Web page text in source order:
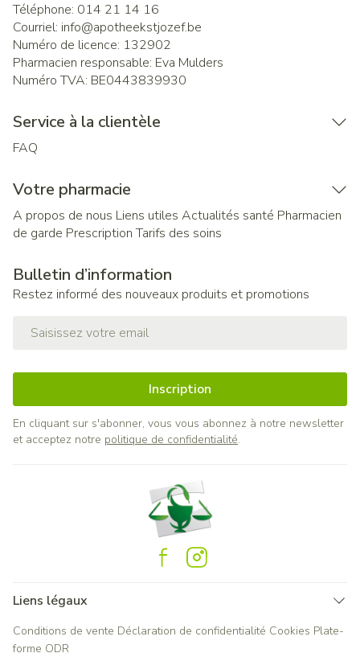
Téléphone: 014 21 14 16
Courriel: info@apotheekstjozef.be
Numéro de licence: 132902
Pharmacien responsable: Eva Mulders
Numéro TVA: BE0443839930
Service à la clientèle
FAQ
Votre pharmacie
A propos de nous Liens utiles Actualités santé Pharmacien
de garde Prescription Tarifs des soins
Bulletin d’information
Restez informé des nouveaux produits et promotions
Inscription
En cliquant sur s'abonner, vous vous abonnez à notre newsletter
et acceptez notre politique de confidentialité.
Liens légaux
Conditions de vente Déclaration de confidentialité Cookies Plate-
forme ODR